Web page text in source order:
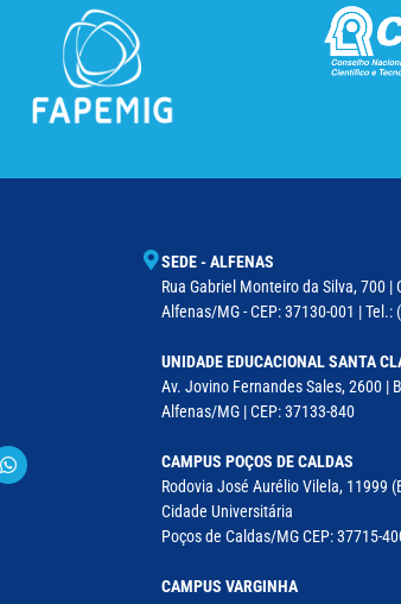
SEDE - ALFENAS
Rua Gabriel Monteiro da Silva, 700 |
Alfenas/MG - CEP: 37130-001 | Tel.:
UNIDADE EDUCACIONAL SANTA
Av. Jovino Fernandes Sales, 2600 |
Alfenas/MG | CEP: 37133-840
CAMPUS POÇOS DE CALDAS
Rodovia José Aurélio Vilela, 11999
Cidade Universitária
Poços de Caldas/MG CEP: 37715-
CAMPUS VARGINHA